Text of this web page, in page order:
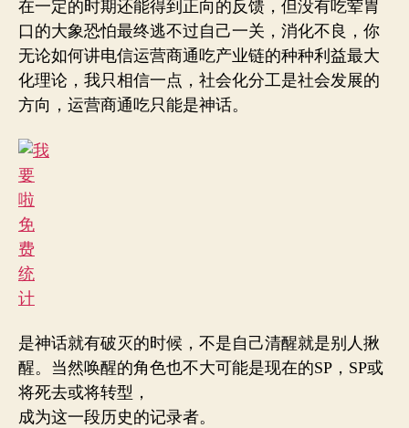
在一定的时期还能得到正向的反馈，但没有吃荤胃
口的大象恐怕最终逃不过自己一关，消化不良，你
无论如何讲电信运营商通吃产业链的种种利益最大
化理论，我只相信一点，社会化分工是社会发展的
方向，运营商通吃只能是神话。
是神话就有破灭的时候，不是自己清醒就是别人揪
醒。当然唤醒的角色也不大可能是现在的SP，SP或
将死去或将转型，
成为这一段历史的记录者。